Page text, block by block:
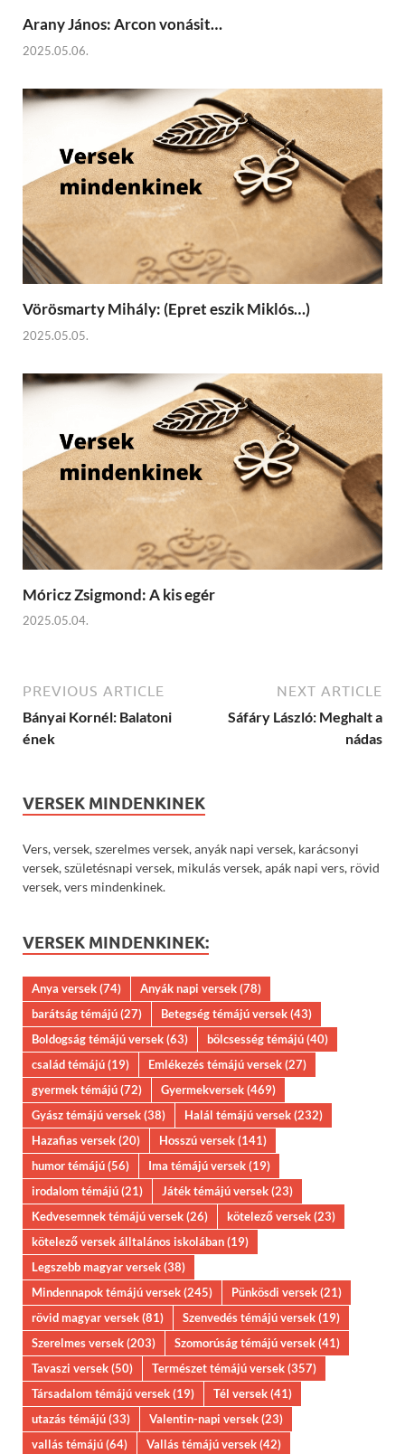
Arany János: Arcon vonásit…
2025.05.06.
Vörösmarty Mihály: (Epret eszik Miklós…)
2025.05.05.
Móricz Zsigmond: A kis egér
2025.05.04.
PREVIOUS ARTICLE
Bányai Kornél: Balatoni
ének
NEXT ARTICLE
Sáfáry László: Meghalt a
nádas
VERSEK MINDENKINEK
Vers, versek, szerelmes versek, anyák napi versek, karácsonyi
versek, születésnapi versek, mikulás versek, apák napi vers, rövid
versek, vers mindenkinek.
VERSEK MINDENKINEK:
Anya versek(74) Anyák napi versek(78)
barátság témájú(27) Betegség témájú versek(43)
Boldogság témájú versek(63) bölcsesség témájú(40)
család témájú(19) Emlékezés témájú versek(27)
gyermek témájú(72) Gyermekversek(469)
Gyász témájú versek(38) Halál témájú versek(232)
Hazafias versek(20) Hosszú versek(141)
humor témájú(56) Ima témájú versek(19)
irodalom témájú(21) Játék témájú versek(23)
Kedvesemnek témájú versek(26) kötelező versek(23)
kötelező versek álltalános iskolában(19)
Legszebb magyar versek(38)
Mindennapok témájú versek(245) Pünkösdi versek(21)
rövid magyar versek(81) Szenvedés témájú versek(19)
Szerelmes versek(203) Szomorúság témájú versek(41)
Tavaszi versek(50) Természet témájú versek(357)
Társadalom témájú versek(19) Tél versek(41)
utazás témájú(33) Valentin-napi versek(23)
vallás témájú(64) Vallás témájú versek(42)